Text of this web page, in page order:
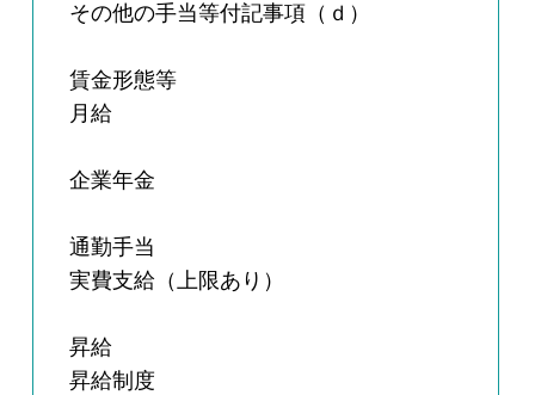
その他の手当等付記事項（ｄ）
賃金形態等
月給
企業年金
通勤手当
実費支給（上限あり）
昇給
昇給制度